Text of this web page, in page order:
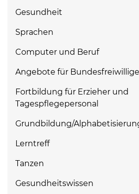
Gesundheit
Sprachen
Computer und Beruf
Angebote für Bundesfreiwillige
Fortbildung für Erzieher und
Tagespflegepersonal
Grundbildung/
Lerntreff
Tanzen
Gesundheitswissen